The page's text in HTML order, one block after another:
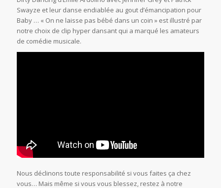
Swayze et leur danse endiablée au gout d’émancipation pour
Baby … « On ne laisse pas bébé dans un coin » est illustré par
notre choix de clip hyper dansant qui a marqué les amateurs
de comédie musicale.
Nous déclinons toute responsabilité si vous faites ça chez
vous… Mais même si vous vous blessez, restez à notre